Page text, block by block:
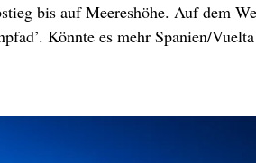
bis auf Meereshöhe. Auf dem
Könnte es mehr Spanien/